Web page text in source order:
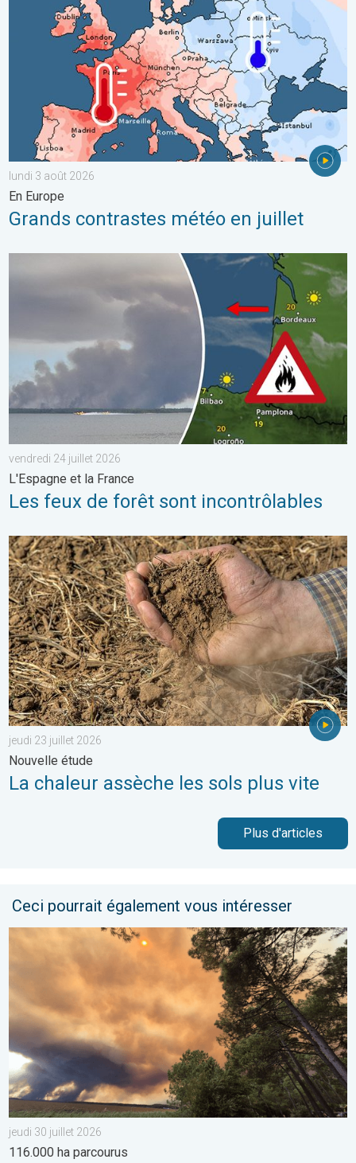
lundi 3 août 2026
En Europe
Grands contrastes météo en juillet
Les feux de forêt sont incontrôlables. L'Espagne et la France.
vendredi 24 juillet 2026
L'Espagne et la France
Les feux de forêt sont incontrôlables
La chaleur assèche les sols plus vite. Nouvelle étude. . . jeudi
jeudi 23 juillet 2026
Nouvelle étude
La chaleur assèche les sols plus vite
Plus d'articles
Ceci pourrait également vous intéresser
France : incendies monstres et canicule. 116.000 ha
jeudi 30 juillet 2026
116.000 ha parcourus